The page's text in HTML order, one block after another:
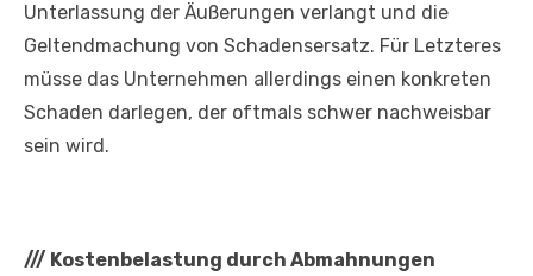
Unterlassung der Äußerungen verlangt und die
Geltendmachung von Schadensersatz. Für Letzteres
müsse das Unternehmen allerdings einen konkreten
Schaden darlegen, der oftmals schwer nachweisbar
sein wird.
/// Kostenbelastung durch Abmahnungen